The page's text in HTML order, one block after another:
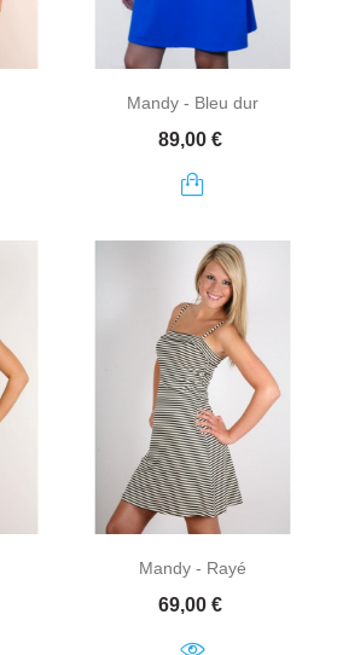
Mandy - Bleu dur
Prix
89,00 €
Mandy - Rayé
Prix
69,00 €